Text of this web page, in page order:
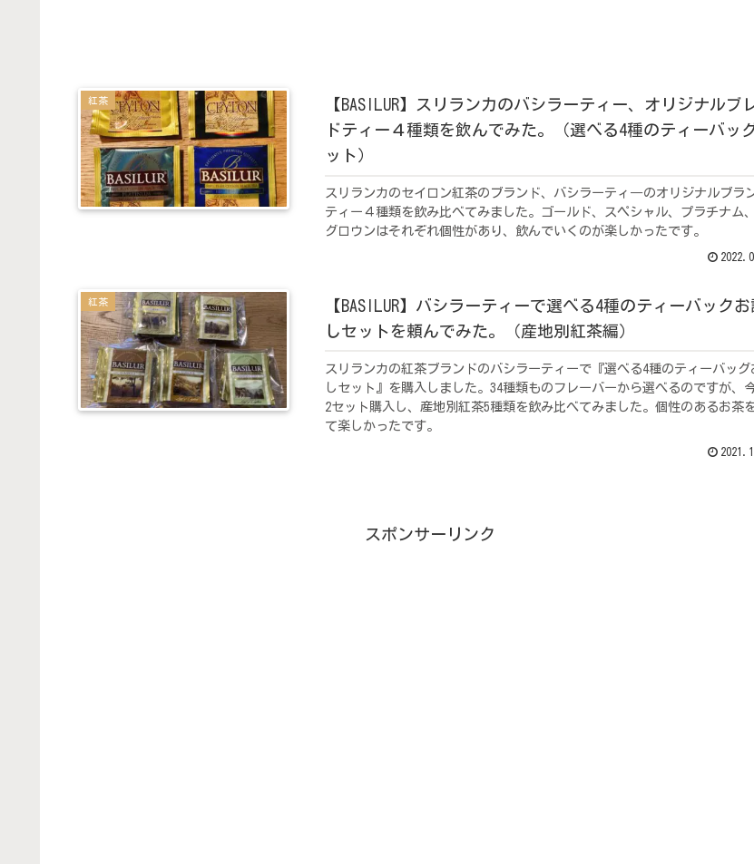
紅茶
【BASILUR】スリランカのバシラーティー、オリジナルブ
ドティー４種類を飲んでみた。（選べる4種のティーバッ
ット）
スリランカのセイロン紅茶のブランド、バシラーティ―のオリジナルブラ
ティー４種類を飲み比べてみました。ゴールド、スペシャル、プラチナム
グロウンはそれぞれ個性があり、飲んでいくのが楽しかったです。
紅茶
【BASILUR】バシラーティーで選べる4種のティーバックお
しセットを頼んでみた。（産地別紅茶編）
スリランカの紅茶ブランドのバシラーティーで『選べる4種のティーバッグ
しセット』を購入しました。34種類ものフレーバーから選べるのですが、
2セット購入し、産地別紅茶5種類を飲み比べてみました。個性のあるお茶
て楽しかったです。
スポンサーリンク